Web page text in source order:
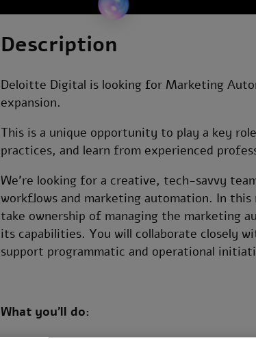
Description
Deloitte Digital is looking for Marketing
expansion.
This is a unique opportunity to play a key
practices, and learn from experienced
We’re looking for a creative, tech-savvy
workflows and marketing automation. In
take ownership of managing the marketing
its capabilities. You will collaborate closely
support programmatic and operational
What you’ll do: